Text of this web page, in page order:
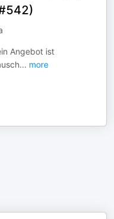
Angebot ist
... more